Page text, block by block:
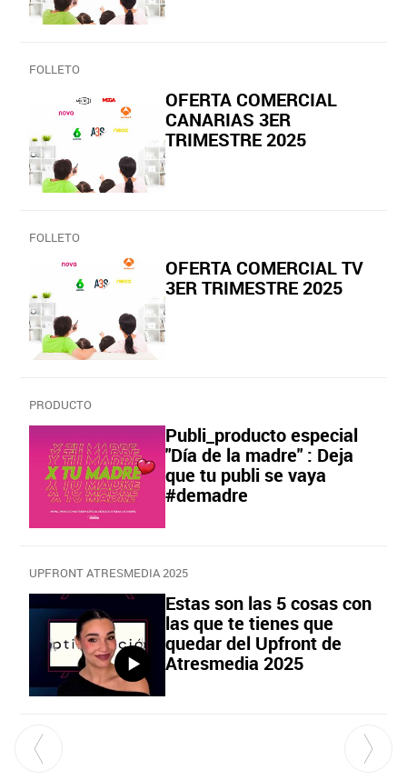
FOLLETO
OFERTA COMERCIAL
CANARIAS 3ER
TRIMESTRE 2025
FOLLETO
OFERTA COMERCIAL TV
3ER TRIMESTRE 2025
PRODUCTO
Publi_producto especial
"Día de la madre" : Deja
que tu publi se vaya
#demadre
UPFRONT ATRESMEDIA 2025
Estas son las 5 cosas con
las que te tienes que
quedar del Upfront de
Atresmedia 2025